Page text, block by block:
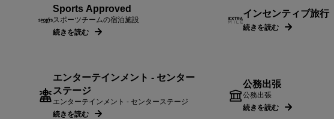
Sports Approved
スポーツチームの宿泊施設
続きを読む
インセンティブ旅行
続きを読む
エンターテインメント - センター
ステージ
エンターテインメント - センターステージ
続きを読む
公務出張
公務出張
続きを読む